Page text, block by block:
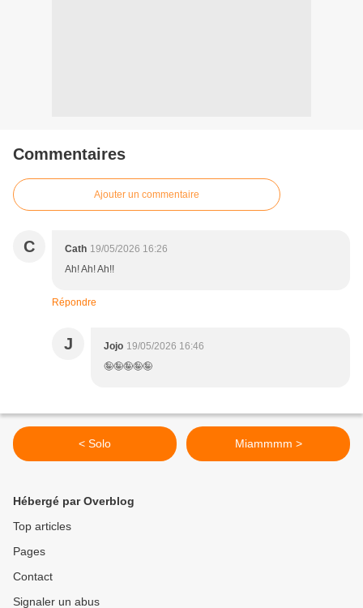
Commentaires
Ajouter un commentaire
C Cath 19/05/2026 16:26
Ah! Ah! Ah!!
Répondre
J Jojo 19/05/2026 16:46
🤪🤪🤪🤪🤪
< Solo Miammmm >
Hébergé par Overblog
Top articles
Pages
Contact
Signaler un abus